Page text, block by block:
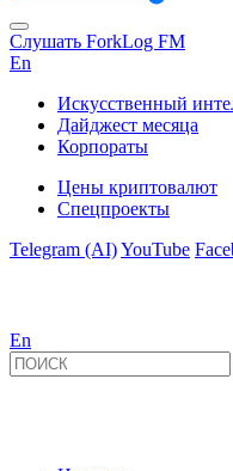
Слушать ForkLog FM
En
Искусственный
Дайджест месяца
Корпораты
Цены криптовалют
Спецпроекты
Telegram (AI)YouTube
En